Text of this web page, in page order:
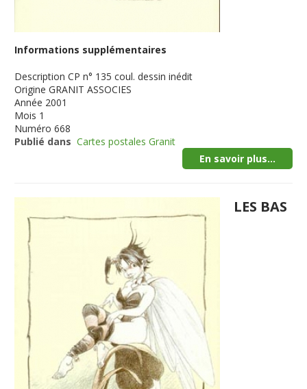
Informations supplémentaires
Description CP n° 135 coul. dessin inédit
Origine GRANIT ASSOCIES
Année 2001
Mois 1
Numéro 668
Publié dans Cartes postales Granit
En savoir plus...
LES BAS